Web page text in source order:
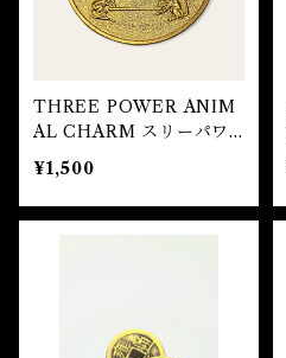
THREE POWER ANIM
AL CHARM スリーパワ
ーアニマルチャーム
¥1,500